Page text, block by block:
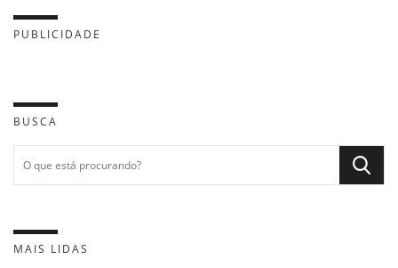
PUBLICIDADE
BUSCA
MAIS LIDAS